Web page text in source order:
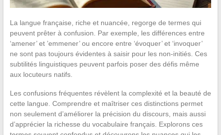
La langue française, riche et nuancée, regorge de termes qui
peuvent prêter à confusion. Par exemple, les différences entre
‘amener’ et ’emmener’ ou encore entre ‘évoquer’ et ‘invoquer’
ne sont pas toujours évidentes à saisir pour les non-initiés. Ces
subtilités linguistiques peuvent parfois poser des défis même
aux locuteurs natifs.
Les confusions fréquentes révèlent la complexité et la beauté de
cette langue. Comprendre et maîtriser ces distinctions permet
non seulement d’améliorer la précision du discours, mais aussi
d’apprécier la richesse du vocabulaire français. Explorons ces